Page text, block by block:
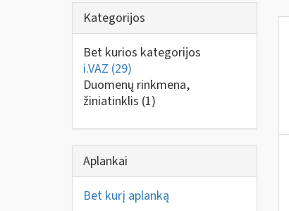
Kategorijos
Bet kurios kategorijos
i.VAZ (29)
Duomenų rinkmena,
žiniatinklis (1)
Aplankai
Bet kurį aplanką